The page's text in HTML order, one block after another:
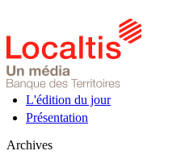
L'édition du jour
Présentation
Archives